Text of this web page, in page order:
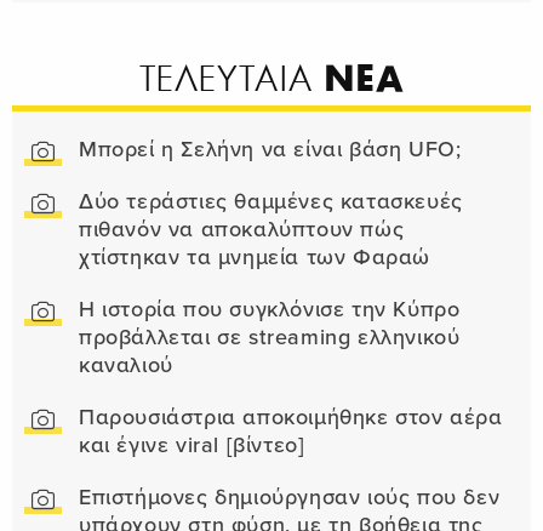
ΤΕΛΕΥΤΑΙΑ ΝΕΑ
Μπορεί η Σελήνη να είναι βάση UFO;
Δύο τεράστιες θαμμένες κατασκευές
πιθανόν να αποκαλύπτουν πώς
χτίστηκαν τα μνημεία των Φαραώ
Η ιστορία που συγκλόνισε την Κύπρο
προβάλλεται σε streaming ελληνικού
καναλιού
Παρουσιάστρια αποκοιμήθηκε στον αέρα
και έγινε viral [βίντεο]
Επιστήμονες δημιούργησαν ιούς που δεν
υπάρχουν στη φύση, με τη βοήθεια της